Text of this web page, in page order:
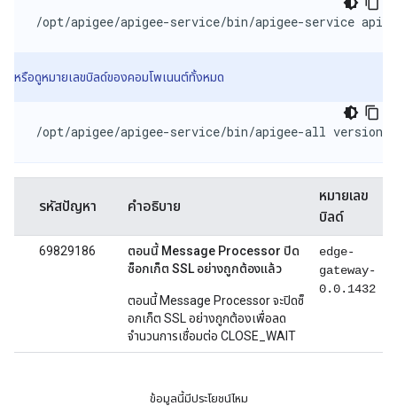
/opt/apigee/apigee-service/bin/apigee-service
หรือดูหมายเลขบิลด์ของคอมโพเนนต์ทั้งหมด
/opt/apigee/apigee-service/bin/apigee-all version
รหัสปัญหา คำอธิบาย
หมายเลข
บิลด์
69829186
ตอนนี้ Message Processor ปิด
ซ็อกเก็ต SSL อย่างถูกต้องแล้ว
ตอนนี้ Message Processor จะปิดซ็
อกเก็ต SSL อย่างถูกต้องเพื่อลด
จำนวนการเชื่อมต่อ CLOSE_WAIT
edge-
gateway-
0.0.1432
ข้อมูลนี้มีประโยชน์ไหม